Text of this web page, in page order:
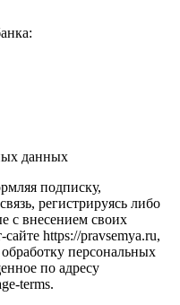
данных
подписку,
регистрируясь либо
с внесением своих
https://pravsemya.ru,
персональных
по адресу
terms.